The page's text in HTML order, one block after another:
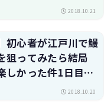
2018.10.21
初心者が江戸川で鰻
狙ってみたら結局
しかった件1日目・
2018.10.20